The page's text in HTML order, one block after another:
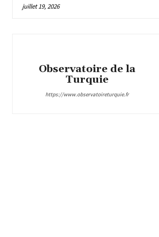
juillet 19, 2026
Observatoire de la
Turquie
https://www.observatoireturquie.fr